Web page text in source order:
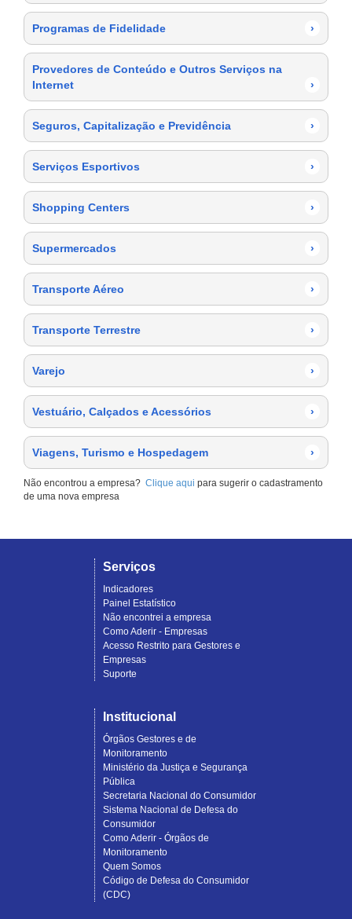
Programas de Fidelidade ›
Provedores de Conteúdo e Outros Serviços na
Internet
›
Seguros, Capitalização e Previdência ›
Serviços Esportivos ›
Shopping Centers ›
Supermercados ›
Transporte Aéreo ›
Transporte Terrestre ›
Varejo ›
Vestuário, Calçados e Acessórios ›
Viagens, Turismo e Hospedagem ›
Não encontrou a empresa? Clique aqui para sugerir o cadastramento
de uma nova empresa
Serviços
Indicadores
Painel Estatístico
Não encontrei a empresa
Como Aderir - Empresas
Acesso Restrito para Gestores e
Empresas
Suporte
Institucional
Órgãos Gestores e de
Monitoramento
Ministério da Justiça e Segurança
Pública
Secretaria Nacional do Consumidor
Sistema Nacional de Defesa do
Consumidor
Como Aderir - Órgãos de
Monitoramento
Quem Somos
Código de Defesa do Consumidor
(CDC)